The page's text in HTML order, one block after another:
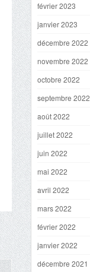
février 2023
janvier 2023
décembre 2022
novembre 2022
octobre 2022
septembre 2022
août 2022
juillet 2022
juin 2022
mai 2022
avril 2022
mars 2022
février 2022
janvier 2022
décembre 2021